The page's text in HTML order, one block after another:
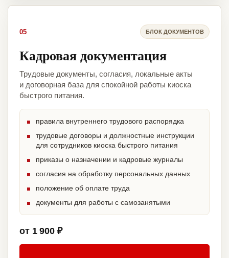
05 БЛОК ДОКУМЕНТОВ
Кадровая документация
Трудовые документы, согласия, локальные акты
и договорная база для спокойной работы киоска
быстрого питания.
правила внутреннего трудового распорядка
трудовые договоры и должностные инструкции
для сотрудников киоска быстрого питания
приказы о назначении и кадровые журналы
согласия на обработку персональных данных
положение об оплате труда
документы для работы с самозанятыми
от 1 900 ₽